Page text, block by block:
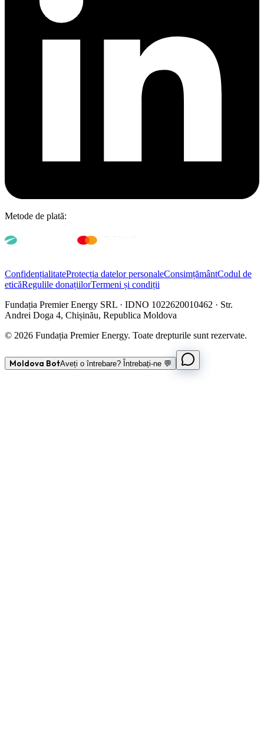
Metode de plată:
ConfidențialitateProtecția datelor personaleConsimțământCodul de
eticăRegulile donațiilorTermeni și condiții
Fundația Premier Energy SRL · IDNO 1022620010462 · Str.
Andrei Doga 4, Chișinău, Republica Moldova
© 2026 Fundația Premier Energy. Toate drepturile sunt rezervate.
Moldova BotAveți o întrebare? Întrebați-ne 💬